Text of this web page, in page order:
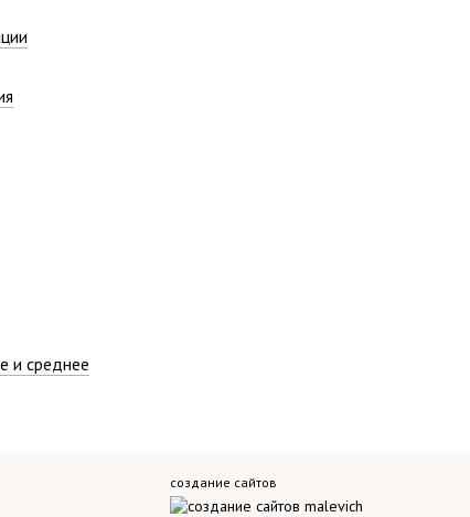
и среднее
создание сайтов